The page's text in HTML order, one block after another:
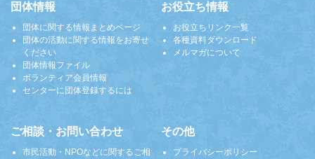
団体情報
団体に関する情報まとめページ
団体の活動に関する情報をお寄せ
ください
団体情報ファイル
ボランティア会員情報
センターに団体登録するには
お役立ち情報
お役立ちリンク一覧
各種資料ダウンロード
メルマガについて
ご相談・お問い合わせ
市民活動・NPOなどに関するご相
その他
プライバシーポリシー